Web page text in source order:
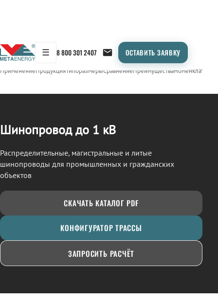
☰ 8 800 301 2407 ОСТАВИТЬ ЗАЯВКУ
← Продукция/ШИНОПРОВОД
ПрименениеПродукцияТипоразмерыСравнениеПреимуществаНоменклатура
Шинопровод до 1 кВ
Распределительные, магистральные и литые
шинопроводы для промышленных и гражданских
объектов
СКАЧАТЬ КАТАЛОГ PDF
КОНФИГУРАТОР ТРАССЫ
ЗАПРОСИТЬ РАСЧЁТ